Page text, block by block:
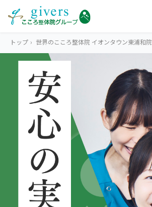
HOME トップ
SYMPTOMS 症状から探す
腰痛
肩こり・首こり
四十肩・五十肩
MENU メニューから探す
STORE 店舗一覧
AREA エリアから探す
北海道
トップ › 世界のこころ整体院 イオンタウン東浦和院